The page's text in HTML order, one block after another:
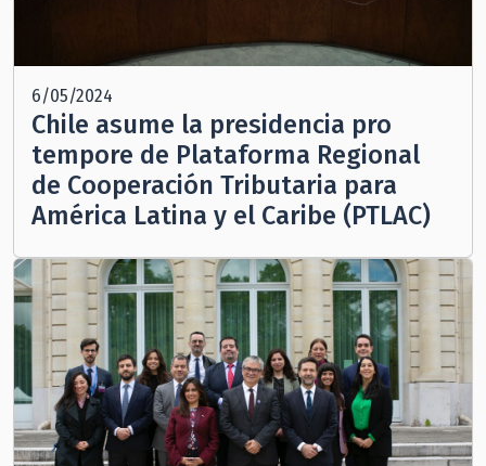
6/05/2024
Chile asume la presidencia pro
tempore de Plataforma Regional
de Cooperación Tributaria para
América Latina y el Caribe (PTLAC)